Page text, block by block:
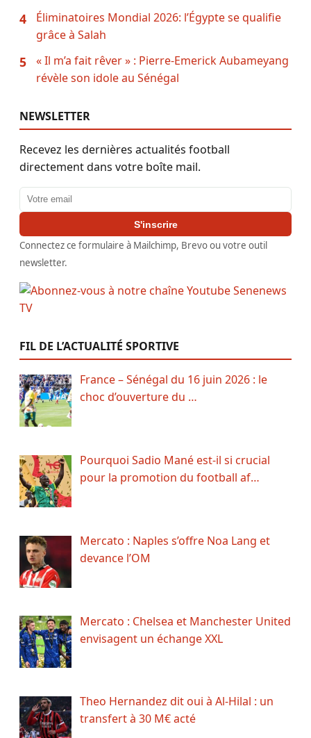
4
Éliminatoires Mondial 2026: l’Égypte se qualifie
grâce à Salah
5
« Il m’a fait rêver » : Pierre-Emerick Aubameyang
révèle son idole au Sénégal
NEWSLETTER
Recevez les dernières actualités football
directement dans votre boîte mail.
Adresse email
S'inscrire
Connectez ce formulaire à Mailchimp, Brevo ou votre outil
newsletter.
FIL DE L’ACTUALITÉ SPORTIVE
France – Sénégal du 16 juin 2026 : le
choc d’ouverture du …
Pourquoi Sadio Mané est-il si crucial
pour la promotion du football af…
Mercato : Naples s’offre Noa Lang et
devance l’OM
Mercato : Chelsea et Manchester United
envisagent un échange XXL
Theo Hernandez dit oui à Al-Hilal : un
transfert à 30 M€ acté